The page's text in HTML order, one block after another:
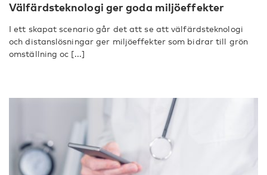
Välfärdsteknologi ger goda miljöeffekter
I ett skapat scenario går det att se att välfärdsteknologi
och distanslösningar ger miljöeffekter som bidrar till grön
omställning oc [...]